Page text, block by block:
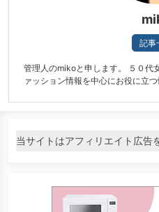
記事
管理人のmikoと申します。 ５０代
ァッション情報を中心にお役に立
当サイトはアフィリエイト広告